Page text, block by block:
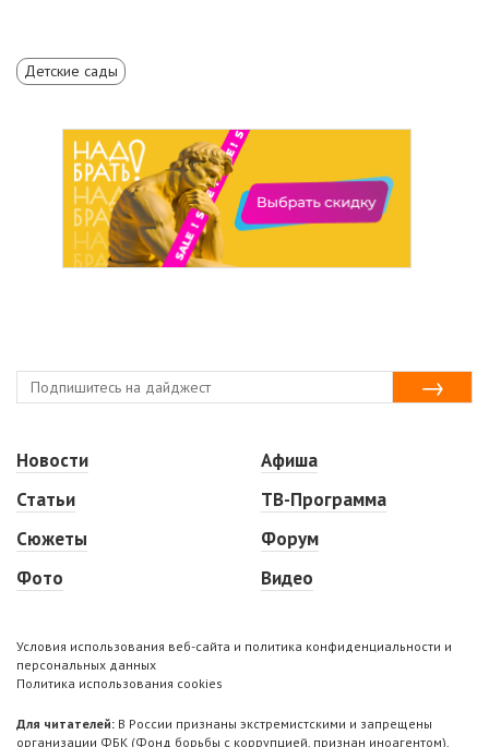
Детские сады
Новости
Статьи
Сюжеты
Фото
Афиша
ТВ-Программа
Форум
Видео
Условия использования веб-сайта и политика конфиденциальности и
персональных данных
Политика использования cookies
Для читателей: В России признаны экстремистскими и запрещены
организации ФБК (Фонд борьбы с коррупцией, признан иноагентом),